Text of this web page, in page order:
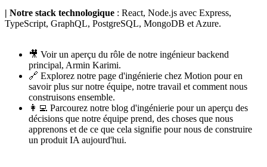
| Notre stack technologique : React, Node.js avec Express,
TypeScript, GraphQL, PostgreSQL, MongoDB et Azure.
🎥 Voir un aperçu du rôle de notre ingénieur backend
principal, Armin Karimi.
🔗 Explorez notre page d'ingénierie chez Motion pour en
savoir plus sur notre équipe, notre travail et comment nous
construisons ensemble.
👩‍💻 Parcourez notre blog d'ingénierie pour un aperçu des
décisions que notre équipe prend, des choses que nous
apprenons et de ce que cela signifie pour nous de construire
un produit IA aujourd'hui.